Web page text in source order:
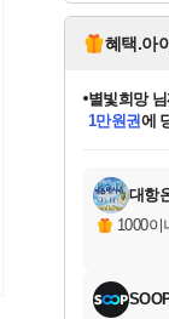
혜택.아
교환.
당첨되셨습
당첨되셨습
당첨되셨습
별빛희망님
1만원권에
당첨되셨습
당첨되셨습
당첨되셨습
당첨되셨습
에디션 (스
당첨되셨습
대항
1000이